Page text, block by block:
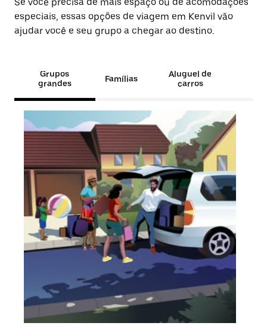
especiais, essas opções de viagem em Kenvil vão
ajudar você e seu grupo a chegar ao destino.
Grupos
grandes
Famílias
Aluguel de
carros